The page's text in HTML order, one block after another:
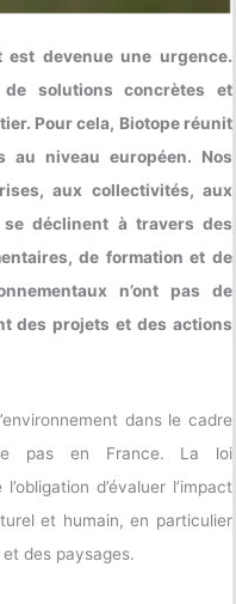
est devenue une urgence.
solutions concrètes et
Pour cela, Biotope réunit
au niveau européen. Nos
aux collectivités, aux
se déclinent à travers des
de formation et de
n’ont pas de
des projets et des actions
dans le cadre
pas en France. La loi
d’évaluer l’impact
et humain, en particulier
des paysages.